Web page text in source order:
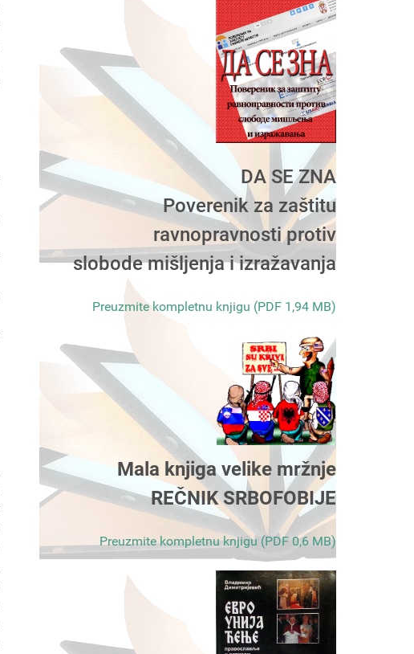
DA SE ZNA
Poverenik za zaštitu
ravnopravnosti protiv
slobode mišljenja i izražavanja
Preuzmite kompletnu knjigu (PDF 1,94 MB)
Mala knjiga velike mržnje
REČNIK SRBOFOBIJE
Preuzmite kompletnu knjigu (PDF 0,6 MB)